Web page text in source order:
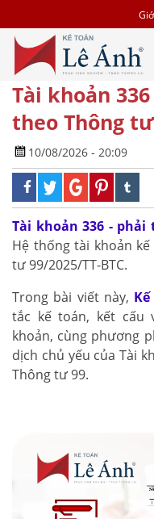
Tài khoản
theo Thông tư
10/08/2026 - 20:09
Tài khoản 336 - phải
Hệ thống tài khoản
tư 99/2025/TT-BTC.
Trong bài viết này,
tắc kế toán, kết cấu
khoản, cùng phương
dịch chủ yếu của Tài
Thông tư 99.